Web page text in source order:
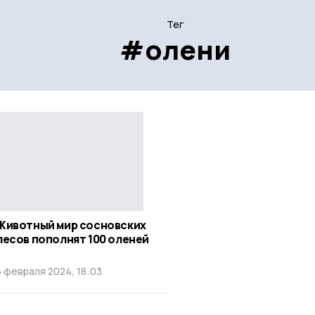
Тег
#олени
мир сосновских
пополнят 100 оленей
февраля 2024, 18:03